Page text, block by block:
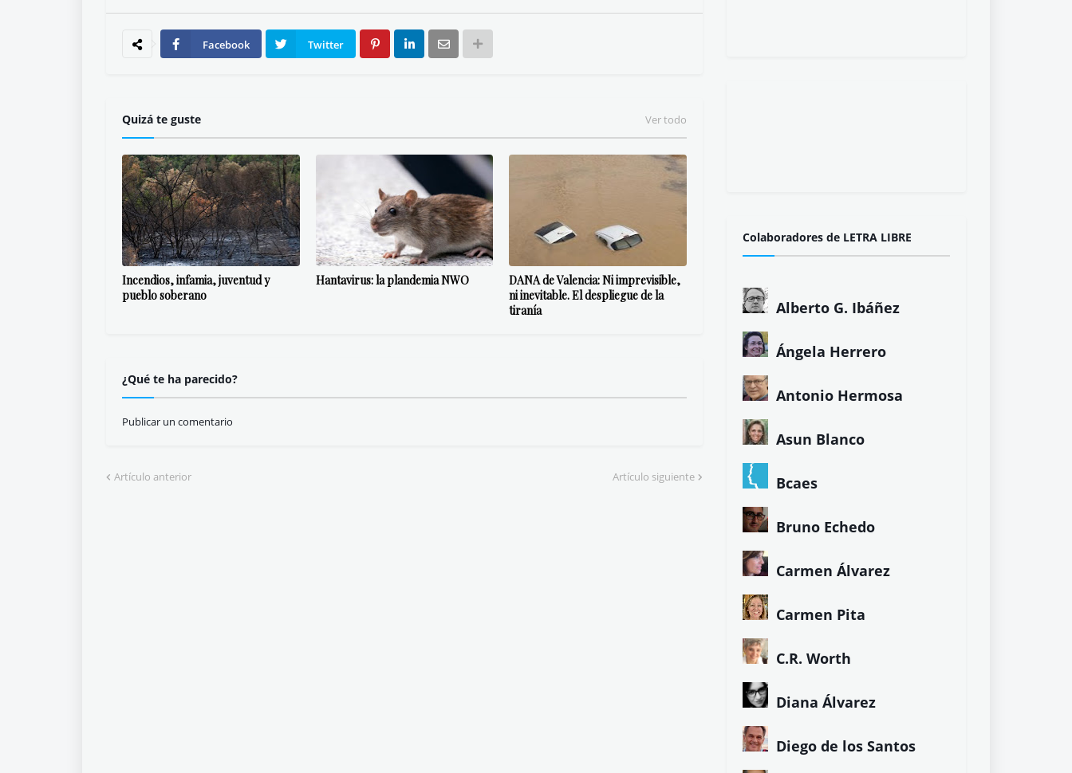
Facebook Twitter
Quizá te guste Ver todo
Incendios, infamia, juventud y
pueblo soberano
Hantavirus: la plandemia NWO
DANA de Valencia: Ni imprevisible,
ni inevitable. El despliegue de la
tiranía
¿Qué te ha parecido?
Publicar un comentario
Artículo anterior Artículo siguiente
Colaboradores de LETRA LIBRE
Alberto G. Ibáñez
Ángela Herrero
Antonio Hermosa
Asun Blanco
Bcaes
Bruno Echedo
Carmen Álvarez
Carmen Pita
C.R. Worth
Diana Álvarez
Diego de los Santos